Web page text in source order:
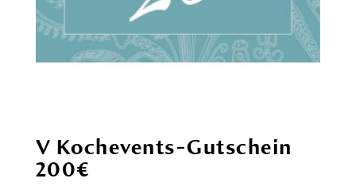
V Kochevents-Gutschein
200€